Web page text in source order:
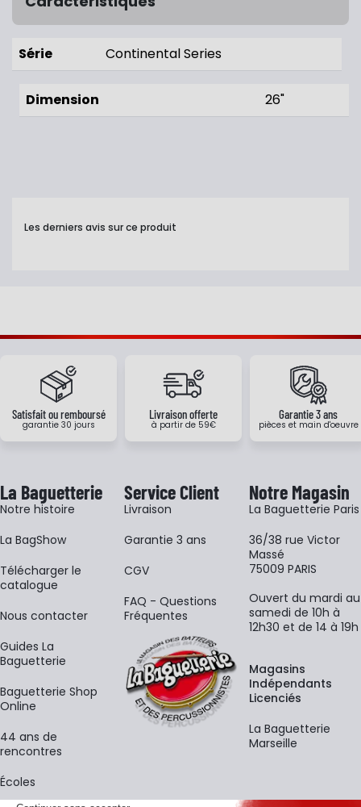
Série Continental Series
Dimension 26"
Les derniers avis sur ce produit
Satisfait ou remboursé
garantie 30 jours
Livraison offerte
à partir de 59€
Garantie 3 ans
pièces et main d'oeuvre
La Baguetterie
Notre histoire
La BagShow
​Télécharger le
catalogue
Nous contacter
Guides La
Baguetterie
Baguetterie Shop
Online
44 ans de
rencontres
Écoles
Service Client
Livraison
Garantie 3 ans
CGV
FAQ - Questions
Fréquentes
Notre Magasin
La Baguetterie Paris
36/38 rue Victor
Massé
75009 PARIS
Ouvert du mardi au
samedi de 10h à
12h30 et de 14 à 19h
Magasins
Indépendants
Licenciés
La Baguetterie
Marseille